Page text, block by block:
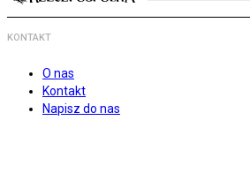
KONTAKT
O nas
Kontakt
Napisz do nas